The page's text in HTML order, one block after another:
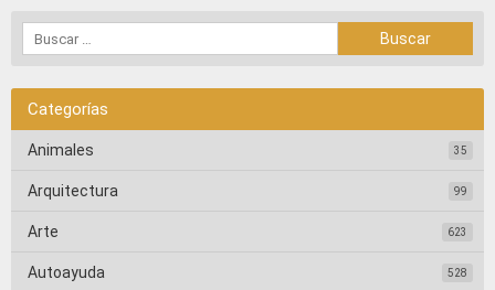
Categorías
Animales 35
Arquitectura 99
Arte 623
Autoayuda 528